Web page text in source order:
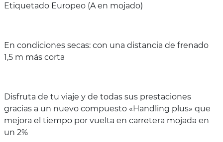
Etiquetado Europeo (A en mojado)
En condiciones secas: con una distancia de frenado
1,5 m más corta
Disfruta de tu viaje y de todas sus prestaciones
gracias a un nuevo compuesto «Handling plus» que
mejora el tiempo por vuelta en carretera mojada en
un 2%